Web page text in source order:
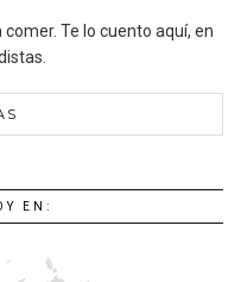
comer. Te lo cuento aquí, en
EN: